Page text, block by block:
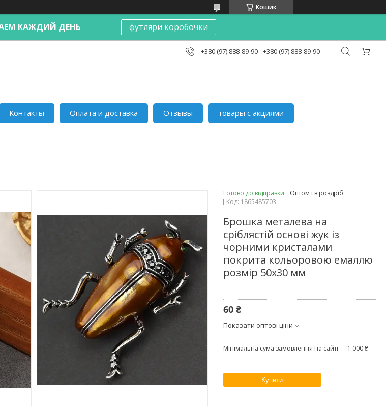
Кошик
КАЖДИЙ ДЕНЬ футляри коробочки
+380 (97) 888-89-90 +380 (97) 888-89-90
Контакты Оплата и доставка Отзывы товары с акциями
Готово до відправки
Оптом і в роздріб
Код: 1865485703
Брошка металева на
сріблястій основі жук із
чорними кристалами
покрита кольоровою емаллю
розмір 50х30 мм
60 ₴
Показати оптові ціни
Мінімальна сума замовлення на сайті — 1 000 ₴
Купити